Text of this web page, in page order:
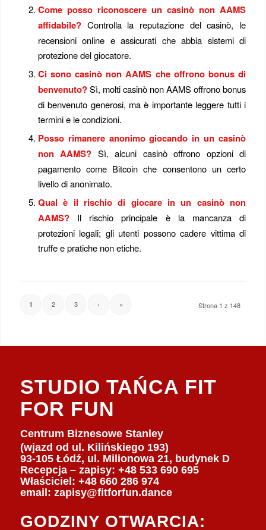
Come posso riconoscere un casinò non AAMS
affidabile?Controlla la reputazione del casinò, le
recensioni online e assicurati che abbia sistemi di
protezione del giocatore.
Ci sono casinò non AAMS che offrono bonus di
benvenuto?Sì, molti casinò non AAMS offrono bonus
di benvenuto generosi, ma è importante leggere tutti i
termini e le condizioni.
Posso rimanere anonimo giocando in un casinò
non AAMS? Sì, alcuni casinò offrono opzioni di
pagamento come Bitcoin che consentono un certo
livello di anonimato.
Qual è il rischio di giocare in un casinò non
AAMS?Il rischio principale è la mancanza di
protezioni legali; gli utenti possono cadere vittima di
truffe e pratiche non etiche.
Strona 1 z 148
1 2 3 › »
STUDIO TAŃCA FIT
FOR FUN
Centrum Biznesowe Stanley
(wjazd od ul. Kilińskiego 193)
93-105 Łódź, ul. Milionowa 21, budynek D
Recepcja – zapisy: +48 533 690 695
Właściciel: +48 660 286 974
email: zapisy@fitforfun.dance
GODZINY OTWARCIA: